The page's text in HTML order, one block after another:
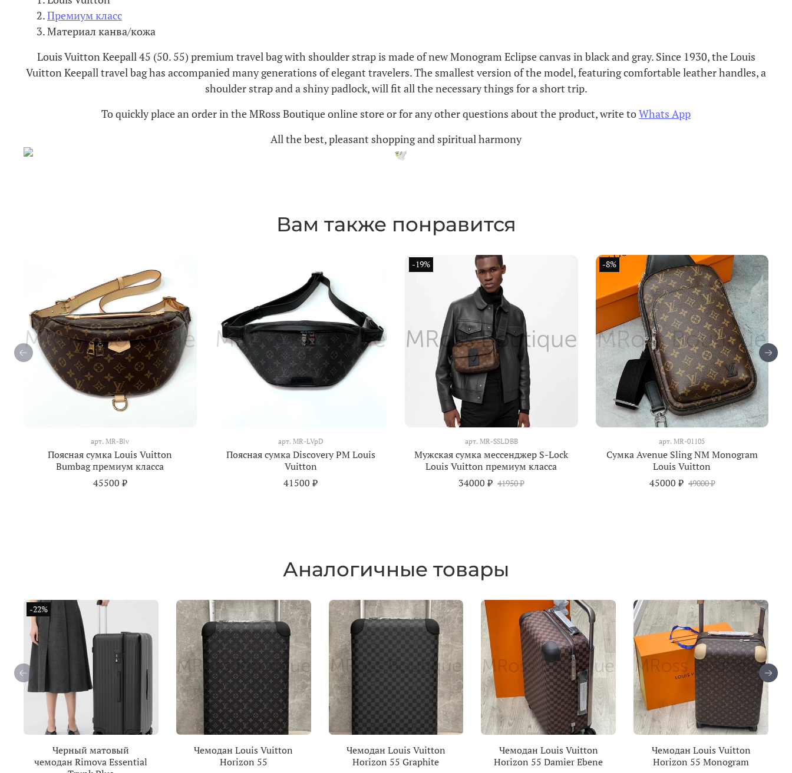
Премиум класс
Материал канва/кожа
Louis Vuitton Keepall 45 (50. 55) premium travel bag with shoulder strap is made of new Monogram Eclipse canvas in black and gray. Since 1930, the Louis
Vuitton Keepall travel bag has accompanied many generations of elegant travelers. The smallest version of the model, featuring comfortable leather handles, a
shoulder strap and a shiny padlock, will fit all the necessary things for a short trip.
To quickly place an order in the MRoss Boutique online store or for any other questions about the product, write toWhats App
All the best, pleasant shopping and spiritual harmony
Вам также понравится
арт.MR-Blv
Поясная сумка Louis Vuitton
Bumbag премиум класса
45500 ₽
арт. MR-LVpD
Поясная сумка Discovery PM Louis
Vuitton
41500 ₽
-19%
арт. MR-SSLDBB
Мужская сумка мессенджер S-Lock
Louis Vuitton премиум класса
34000 ₽ 41950 ₽
-8%
арт.MR-01105
Сумка Avenue Sling NM Monogram
Louis Vuitton
45000 ₽ 49000 ₽
Аналогичные товары
-22%
Черный матовый
чемодан Rimova Essential
Чемодан Louis Vuitton
Horizon 55
Чемодан Louis Vuitton
Horizon 55 Graphite
Чемодан Louis Vuitton
Horizon 55 Damier Ebene
Чемодан Louis Vuitton
Horizon 55 Monogram